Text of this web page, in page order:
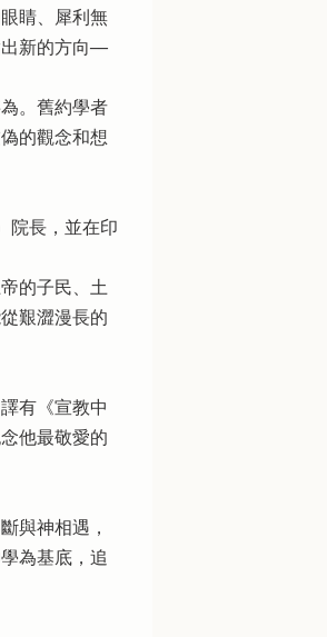
睛、犀利無
新的方向──
。舊約學者
的觀念和想
院長，並在印
的子民、土
艱澀漫長的
有《宣教中
他最敬愛的
與神相遇，
為基底，追